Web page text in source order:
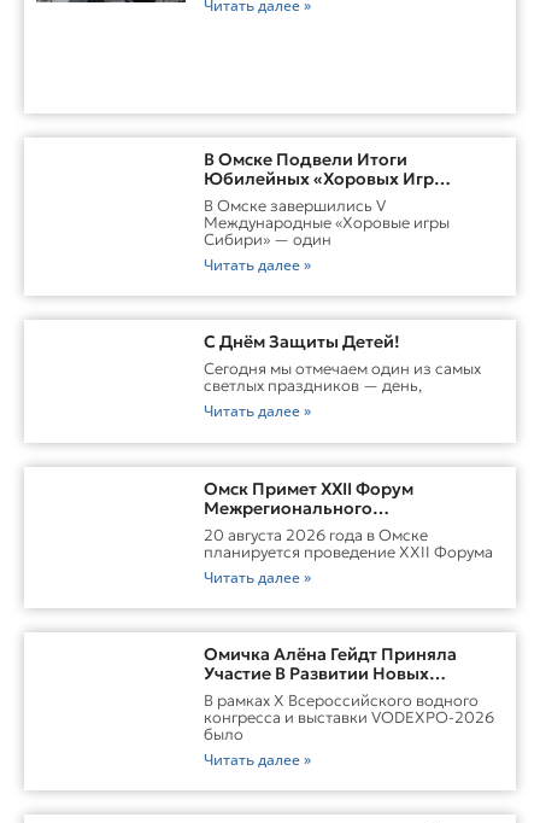
Читать далее »
В Омске Подвели Итоги
Юбилейных «Хоровых Игр
Сибири»
В Омске завершились V
Международные «Хоровые игры
Сибири» — один
Читать далее »
С Днём Защиты Детей!
Сегодня мы отмечаем один из самых
светлых праздников — день,
Читать далее »
Омск Примет XXII Форум
Межрегионального
Сотрудничества России И
Казахстана
20 августа 2026 года в Омске
планируется проведение XXII Форума
Читать далее »
Омичка Алёна Гейдт Приняла
Участие В Развитии Новых
Карьерных Моделей Для Водной
Отрасли России
В рамках X Всероссийского водного
конгресса и выставки VODEXPO-2026
было
Читать далее »